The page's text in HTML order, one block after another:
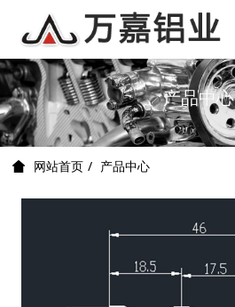
产品中心
网站首页 产品中心